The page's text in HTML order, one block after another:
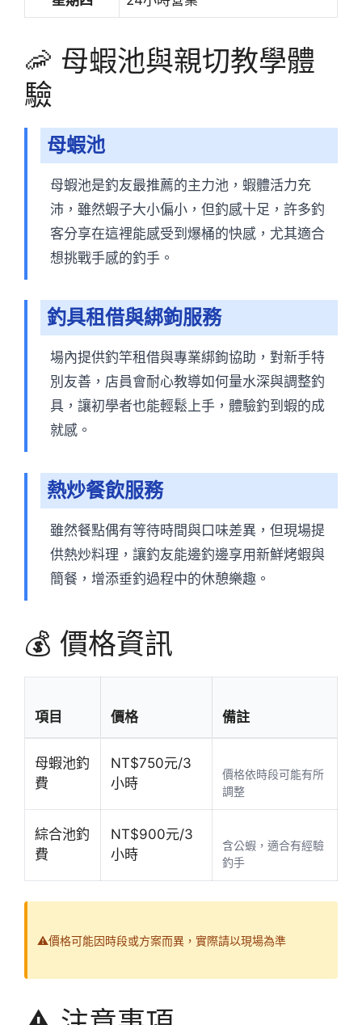
🦐 母蝦池與親切教學體
驗
母蝦池
母蝦池是釣友最推薦的主力池，蝦體活力充
沛，雖然蝦子大小偏小，但釣感十足，許多釣
客分享在這裡能感受到爆桶的快感，尤其適合
想挑戰手感的釣手。
釣具租借與綁鉤服務
場內提供釣竿租借與專業綁鉤協助，對新手特
別友善，店員會耐心教導如何量水深與調整釣
具，讓初學者也能輕鬆上手，體驗釣到蝦的成
就感。
熱炒餐飲服務
雖然餐點偶有等待時間與口味差異，但現場提
供熱炒料理，讓釣友能邊釣邊享用新鮮烤蝦與
簡餐，增添垂釣過程中的休憩樂趣。
💰 價格資訊
項目 價格 備註
母蝦池釣
費
NT$750元/3
小時
價格依時段可能有所
調整
綜合池釣
費
NT$900元/3
小時
含公蝦，適合有經驗
釣手
⚠️價格可能因時段或方案而異，實際請以現場為準